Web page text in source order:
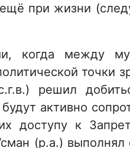
при жизни
когда между
точки
решил
активно
доступу к
(р.а.) выполнял